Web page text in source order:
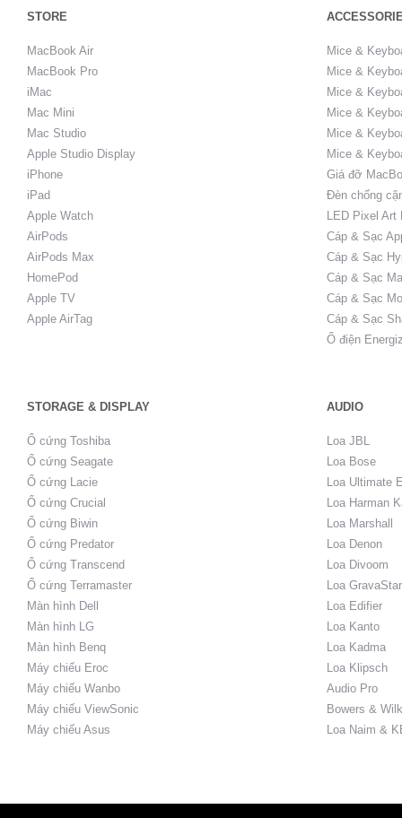
STORE
MacBook Air
MacBook Pro
iMac
Mac Mini
Mac Studio
Apple Studio Display
iPhone
iPad
Apple Watch
AirPods
AirPods Max
HomePod
Apple TV
Apple AirTag
Mice &
Mice &
Mice &
Mice &
Mice &
Mice &
Giá đỡ
Đèn chống
LED Pixel Art
Cáp & Sạc
Cáp & Sạc
Cáp & Sạc
Cáp & Sạc
Cáp & Sạc
Ổ điện
STORAGE & DISPLAY AUDIO
Ổ cứng Toshiba
Ổ cứng Seagate
Ổ cứng Lacie
Ổ cứng Crucial
Ổ cứng Biwin
Ổ cứng Predator
Ổ cứng Transcend
Ổ cứng Terramaster
Màn hình Dell
Màn hình LG
Màn hình Benq
Máy chiếu Eroc
Máy chiếu Wanbo
Máy chiếu ViewSonic
Máy chiếu Asus
Loa JBL
Loa Bose
Loa Ultimate
Loa Harman
Loa Marshall
Loa Denon
Loa Divoom
Loa GravaStar
Loa Edifier
Loa Kanto
Loa Kadma
Loa Klipsch
Audio Pro
Bowers &
Loa Naim &